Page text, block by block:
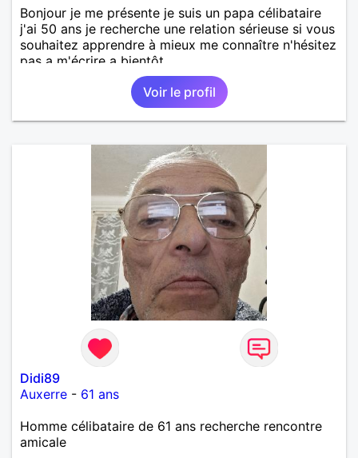
Bonjour je me présente je suis un papa célibataire
j'ai 50 ans je recherche une relation sérieuse si vous
souhaitez apprendre à mieux me connaître n'hésitez
pas a m'écrire a bientôt
Voir le profil
Didi89
Auxerre - 61 ans
Homme célibataire de 61 ans recherche rencontre
amicale